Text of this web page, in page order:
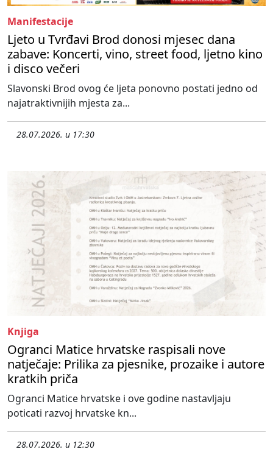
Manifestacije
Ljeto u Tvrđavi Brod donosi mjesec dana
zabave: Koncerti, vino, street food, ljetno kino
i disco večeri
Slavonski Brod ovog će ljeta ponovno postati jedno od
najatraktivnijih mjesta za...
28.07.2026. u 17:30
Knjiga
Ogranci Matice hrvatske raspisali nove
natječaje: Prilika za pjesnike, prozaike i autore
kratkih priča
Ogranci Matice hrvatske i ove godine nastavljaju
poticati razvoj hrvatske kn...
28.07.2026. u 12:30